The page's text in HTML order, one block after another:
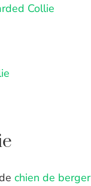
Collie
chien de berger